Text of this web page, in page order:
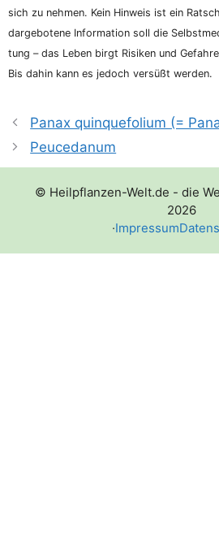
sich zu neh­men. Kein Hin­weis ist ein
dar­ge­bo­te­ne Infor­ma­ti­on soll die
tung – das Leben birgt Risi­ken und
Bis dahin kann es jedoch ver­süßt werden.
Panax quinquefolium (=
Peucedanum
© Heilpflanzen-Welt.de - die
2026
·Impressum